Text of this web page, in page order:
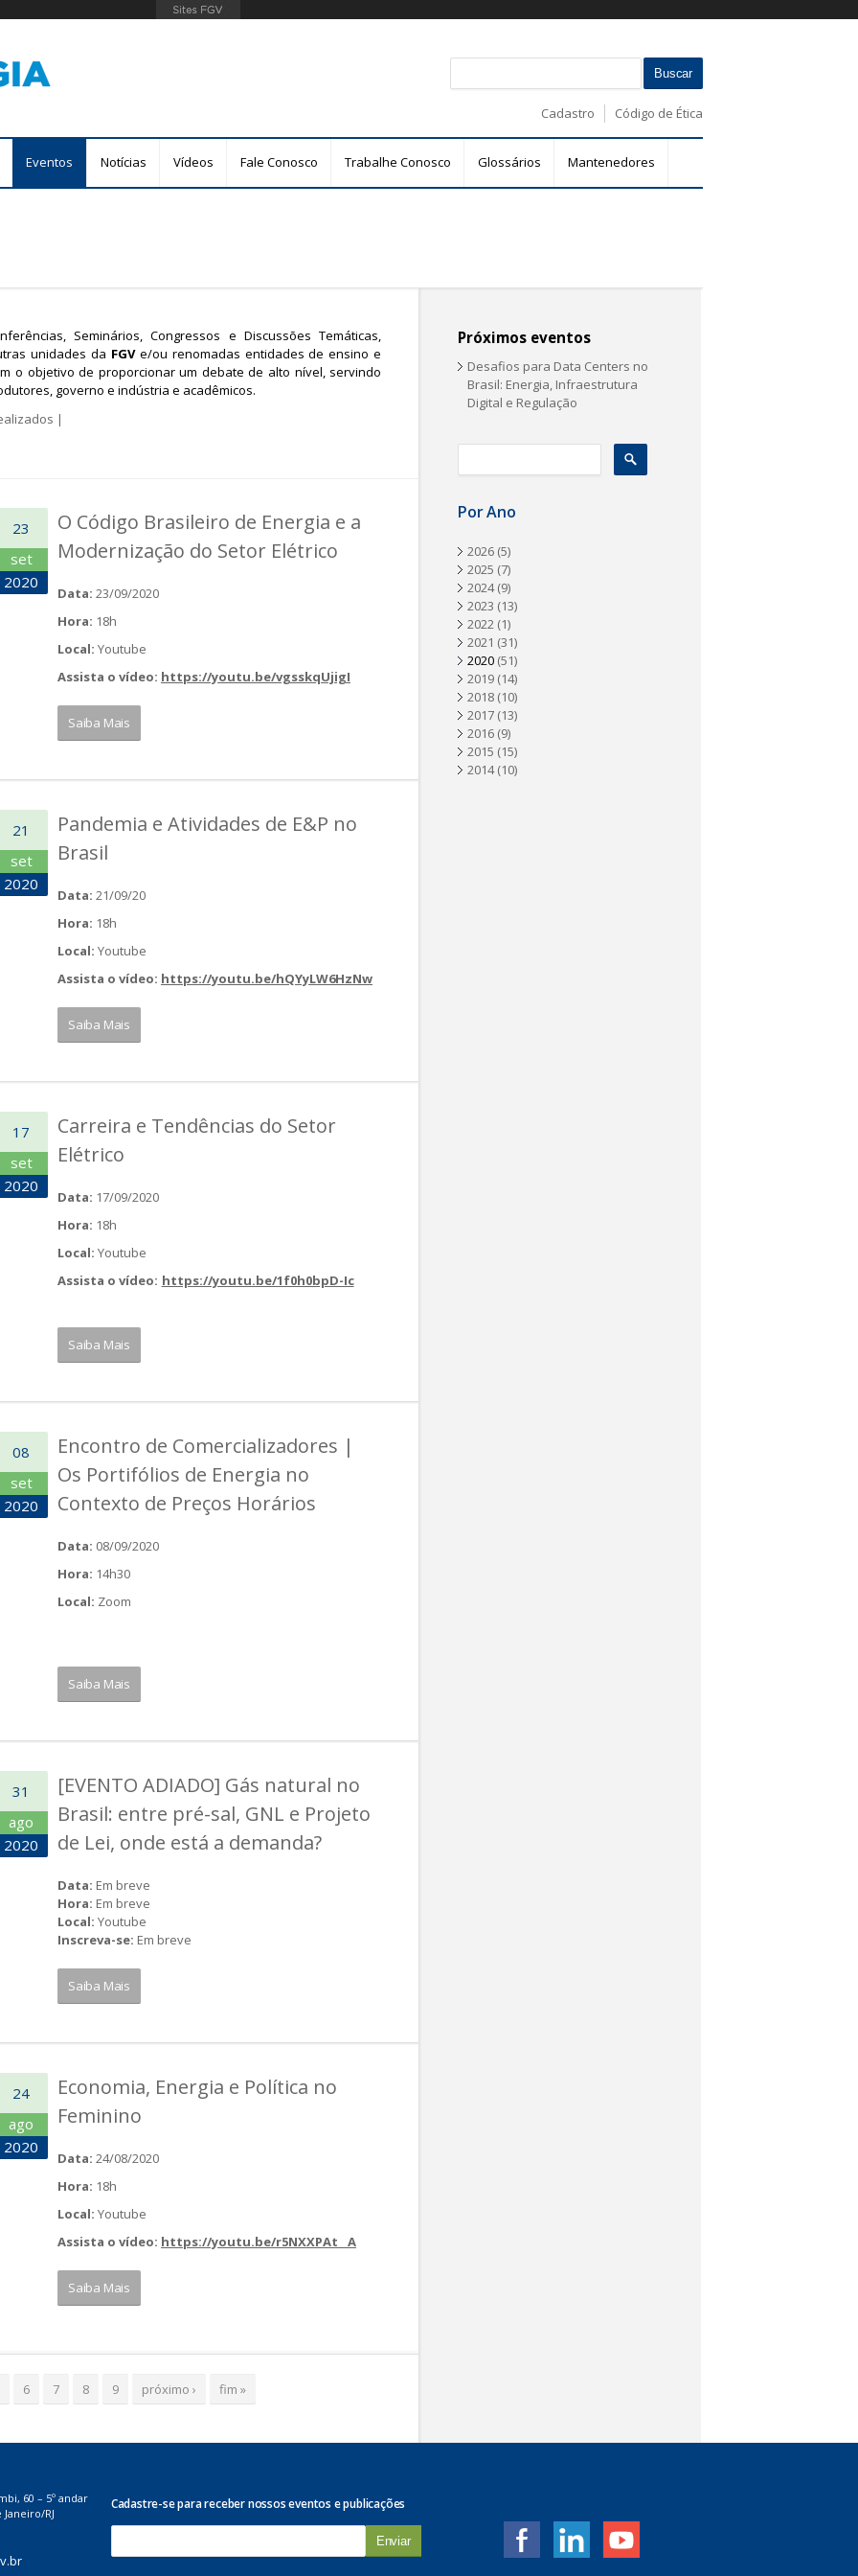
Pular
o
e
b
u
c
a
r
Cadastro Código de Ética
Eventos Notícias Vídeos Fale Conosco Trabalhe Conosco Glossários Mantenedores
Seminários, Congressos e Discussões Temáticas,
unidades da FGVe/ou renomadas entidades de ensino e
o objetivo de proporcionar um debate de alto nível, servindo
governo e indústria e acadêmicos.
|
23
set
2020
O Código Brasileiro de Energia e a
Modernização do Setor Elétrico
Data: 23/09/2020
Hora: 18h
Local: Youtube
Assista o vídeo: https://youtu.be/vgsskqUjigI
Saiba Mais
21
set
2020
Pandemia e Atividades de E&P no
Brasil
Data: 21/09/20
Hora: 18h
Local: Youtube
Assista o vídeo: https://youtu.be/hQYyLW6HzNw
Saiba Mais
17
set
2020
Carreira e Tendências do Setor
Elétrico
Data: 17/09/2020
Hora: 18h
Local: Youtube
Assista o vídeo: https://youtu.be/1f0h0bpD-Ic
Saiba Mais
08
set
2020
Encontro de Comercializadores |
Os Portifólios de Energia no
Contexto de Preços Horários
Data: 08/09/2020
Hora: 14h30
Local: Zoom
Saiba Mais
31
ago
2020
[EVENTO ADIADO] Gás natural no
Brasil: entre pré-sal, GNL e Projeto
de Lei, onde está a demanda?
Data: Em breve
Hora: Em breve
Local: Youtube
Inscreva-se: Em breve
Saiba Mais
24
ago
2020
Economia, Energia e Política no
Feminino
Data: 24/08/2020
Hora: 18h
Local: Youtube
Assista o vídeo: https://youtu.be/r5NXXPAt__A
Saiba Mais
6 7 8 9 próximo › fim »
Próximos eventos
Desafios para Data Centers no
Brasil: Energia, Infraestrutura
Digital e Regulação
Por Ano
2026 (5)
2025 (7)
2024(9)
2023 (13)
2022 (1)
2021 (31)
2020 (51)
2019 (14)
2018 (10)
2017 (13)
2016 (9)
2015 (15)
2014(10)
60 – 5º andar
RJ
Cadastre-se para receber nossos eventos e publicações
-